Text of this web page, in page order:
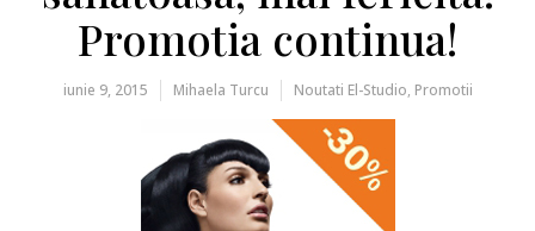
Promotia continua!
iunie 9, 2015 Mihaela Turcu Noutati El-Studio, Promotii